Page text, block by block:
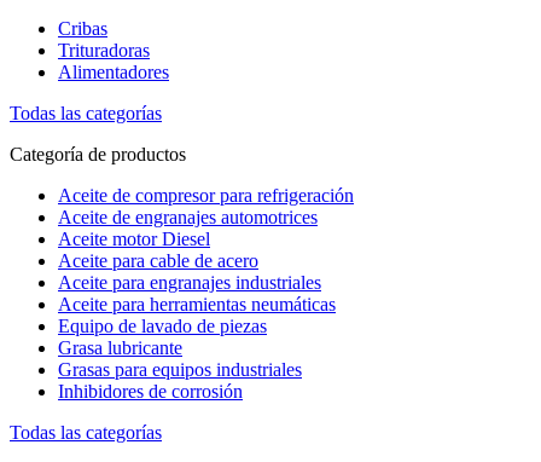
Cribas
Trituradoras
Alimentadores
Todas las categorías
Categoría de productos
Aceite de compresor para refrigeración
Aceite de engranajes automotrices
Aceite motor Diesel
Aceite para cable de acero
Aceite para engranajes industriales
Aceite para herramientas neumáticas
Equipo de lavado de piezas
Grasa lubricante
Grasas para equipos industriales
Inhibidores de corrosión
Todas las categorías